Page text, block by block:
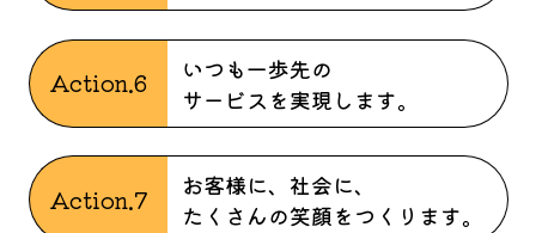
Action.6
いつも一歩先の
サービスを実現します。
Action.7
お客様に、社会に、
たくさんの笑顔をつくります。